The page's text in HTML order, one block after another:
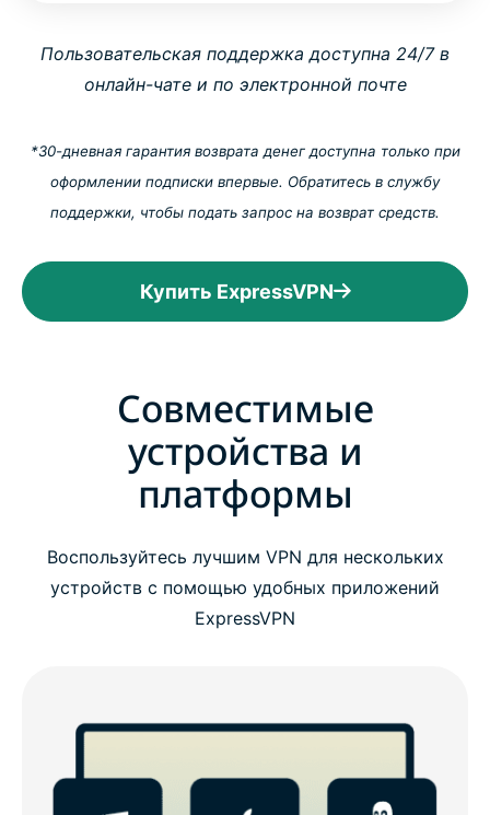
Пользовательская поддержка доступна 24/7 в
онлайн-чате и по электронной почте
*30-дневная гарантия возврата денег доступна только при
оформлении подписки впервые. Обратитесь в службу
поддержки, чтобы подать запрос на возврат средств.
Купить ExpressVPN
Совместимые
устройства и
платформы
Воспользуйтесь лучшим VPN для нескольких
устройств с помощью удобных приложений
ExpressVPN